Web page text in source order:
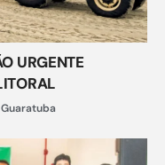
URGENTE
Guaratuba